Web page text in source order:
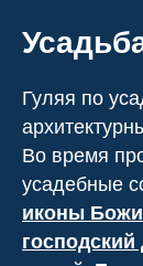
Гуляя по
Во время
усадебные
иконы
господский